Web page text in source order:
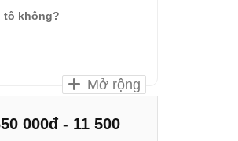
tô không?
Mở rộng
000đ - 11 500